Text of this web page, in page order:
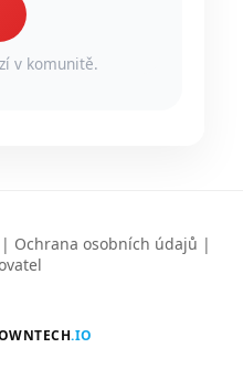
v komunitě.
| Ochrana osobních údajů |
.IO